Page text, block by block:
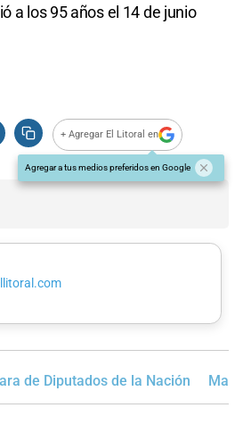
a los 95 años el 14 de junio
+ Agregar El Litoral en
Agregar a tus medios preferidos en Google
de Diputados de la Nación